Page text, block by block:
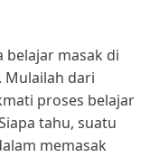
belajar masak di
Mulailah dari
proses belajar
tahu, suatu
memasak